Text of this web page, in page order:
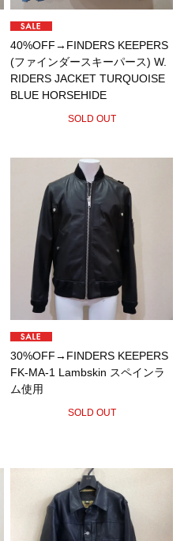
40%OFF→FINDERS KEEPERS
(ファインダースキーパース) W.
RIDERS JACKET TURQUOISE
BLUE HORSEHIDE
SOLD OUT
30%OFF→FINDERS KEEPERS
FK-MA-1 Lambskin スペインラ
ム使用
SOLD OUT